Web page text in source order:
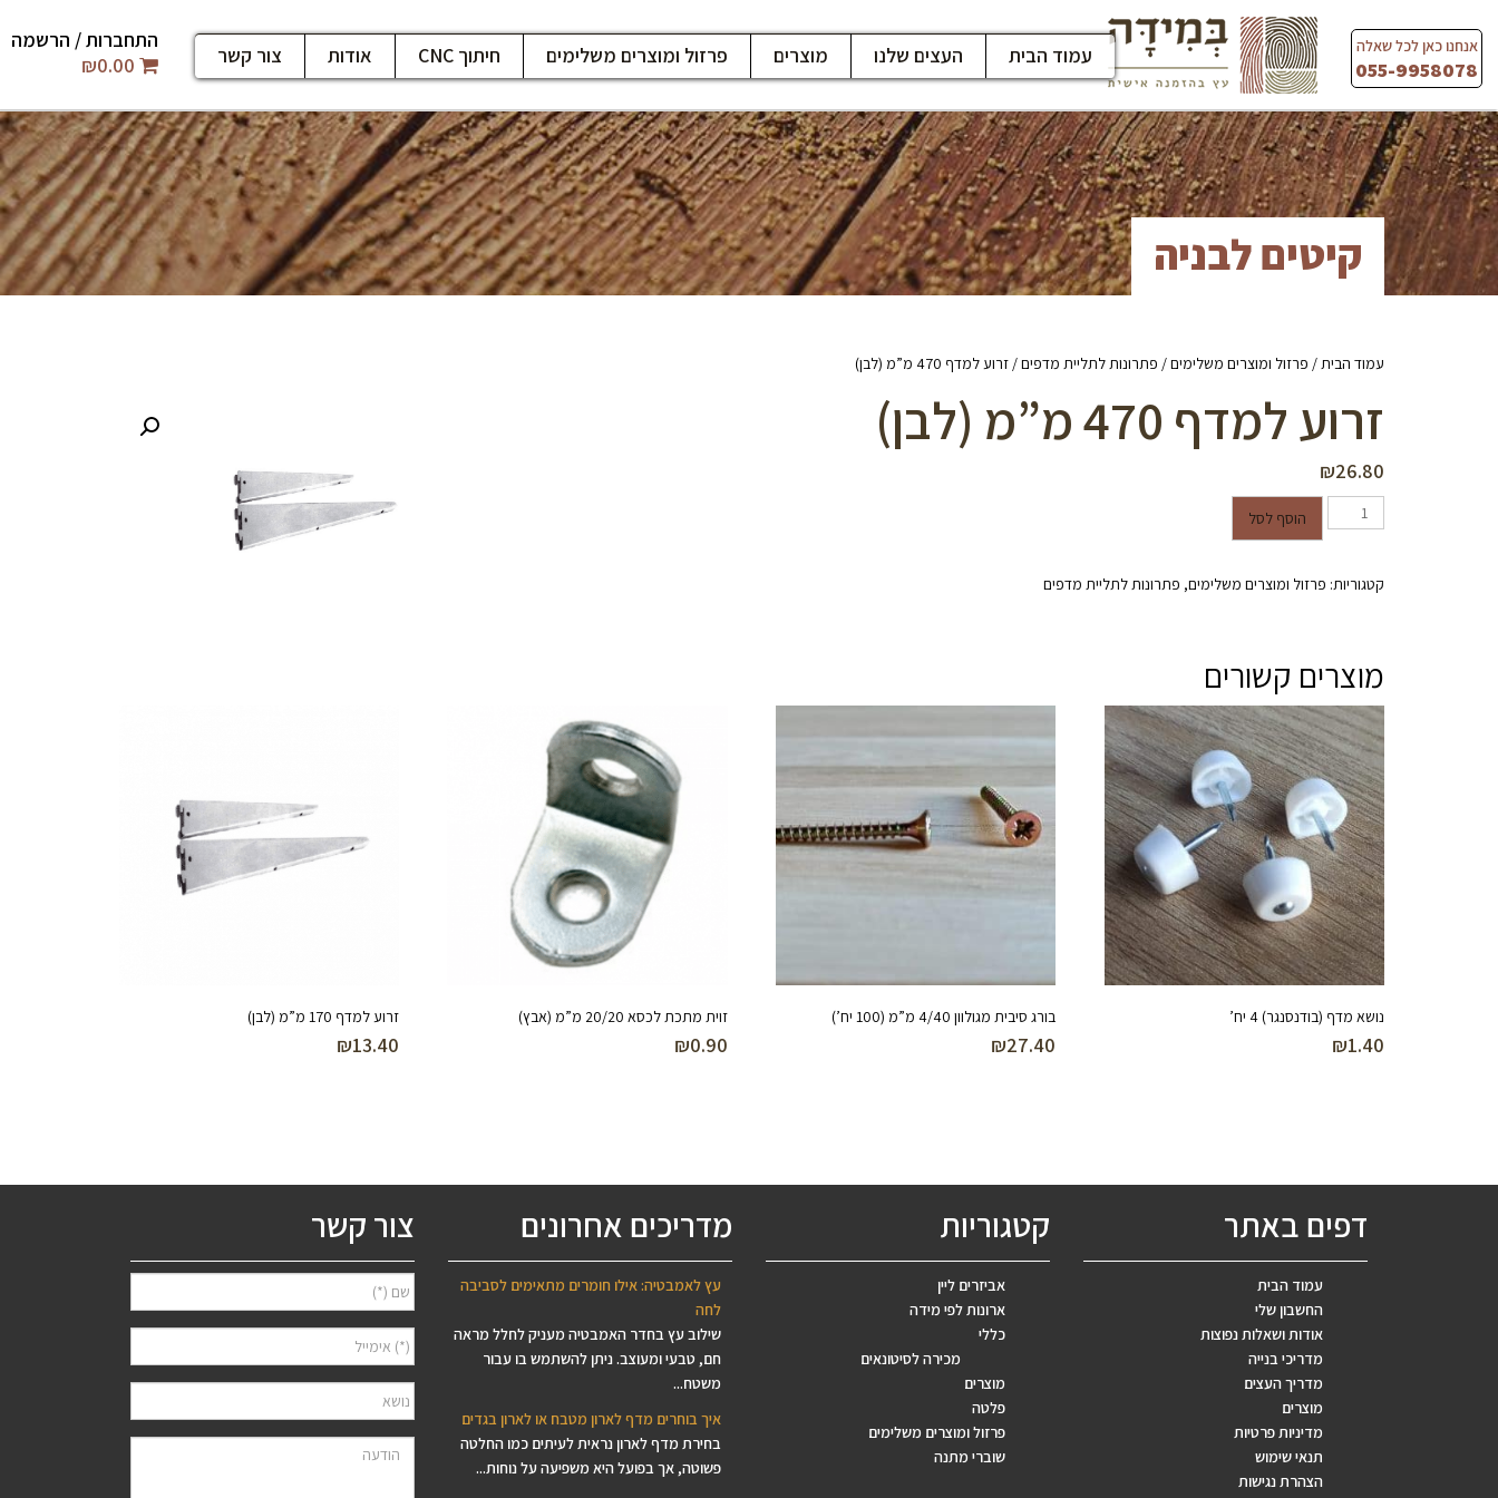
content
אנחנו כאן לכל שאלה
055-9958078
עמוד הבית העצים שלנו מוצרים פרזול ומוצרים משלימים חיתוך CNC אודות צור קשר
התחברות / הרשמה
₪0.00
קיטים לבניה
עמוד הבית/ פרזול ומוצרים משלימים/ פתרונות לתליית מדפים/ זרוע למדף 470 מ”מ (לבן)
זרוע למדף 470 מ”מ (לבן)
₪26.80
כמות של זרוע למדף 470 מ"מ (לבן)
הוסף לסל
קטגוריות: פרזול ומוצרים משלימים, פתרונות לתליית מדפים
מוצרים קשורים
נושא מדף (בודנסנגר) 4 יח’
₪1.40
בורג סיבית מגולוון 4/40 מ”מ (100 יח’)
₪27.40
זוית מתכת לכסא 20/20 מ”מ (אבץ)
₪0.90
זרוע למדף 170 מ”מ (לבן)
₪13.40
דפים באתר
עמוד הבית
החשבון שלי
אודות ושאלות נפוצות
מדריכי בנייה
מדריך העצים
מוצרים
מדיניות פרטיות
תנאי שימוש
הצהרת נגישות
קטגוריות
אביזרים ליין
ארונות לפי מידה
כללי
מכירה לסיטונאים
מוצרים
פלטה
פרזול ומוצרים משלימים
שוברי מתנה
מדריכים אחרונים
עץ לאמבטיה: אילו חומרים מתאימים לסביבה
לחה
שילוב עץ בחדר האמבטיה מעניק לחלל מראה
חם, טבעי ומעוצב. ניתן להשתמש בו עבור
משטח...
איך בוחרים מדף לארון מטבח או לארון בגדים
בחירת מדף לארון נראית לעיתים כמו החלטה
פשוטה, אך בפועל היא משפיעה על נוחות...
צור קשר